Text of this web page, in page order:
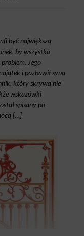
być największą
by wszystko
Jego
i pozbawił syna
który skrywa nie
wskazówki
spisany po
[…]